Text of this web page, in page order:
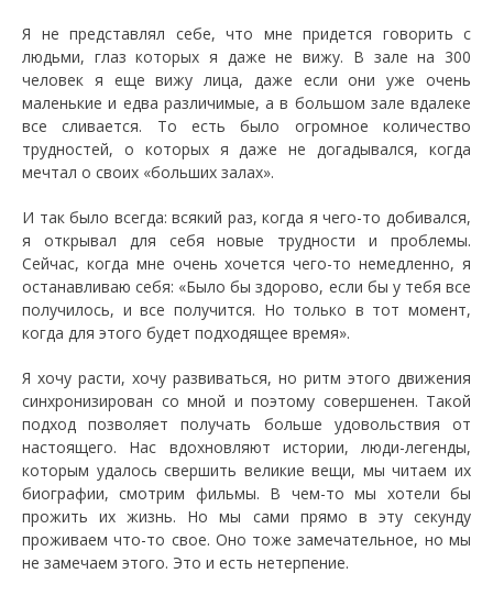
Я не представлял себе, что мне придется говорить с
людьми, глаз которых я даже не вижу. В зале на 300
человек я еще вижу лица, даже если они уже очень
маленькие и едва различимые, а в большом зале вдалеке
все сливается. То есть было огромное количество
трудностей, о которых я даже не догадывался, когда
мечтал о своих «больших залах».
И так было всегда: всякий раз, когда я чего-то добивался,
я открывал для себя новые трудности и проблемы.
Сейчас, когда мне очень хочется чего-то немедленно, я
останавливаю себя: «Было бы здорово, если бы у тебя все
получилось, и все получится. Но только в тот момент,
когда для этого будет подходящее время».
Я хочу расти, хочу развиваться, но ритм этого движения
синхронизирован со мной и поэтому совершенен. Такой
подход позволяет получать больше удовольствия от
настоящего. Нас вдохновляют истории, люди-легенды,
которым удалось свершить великие вещи, мы читаем их
биографии, смотрим фильмы. В чем-то мы хотели бы
прожить их жизнь. Но мы сами прямо в эту секунду
проживаем что-то свое. Оно тоже замечательное, но мы
не замечаем этого. Это и есть нетерпение.